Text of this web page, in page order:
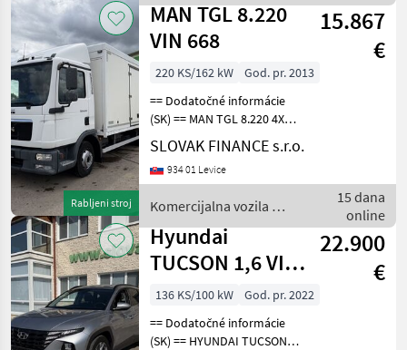
Rabljeni stroj
MAN TGL 8.220
VIN 668
15.867
€
220 KS/162 kW
God. pr. 2013
== Dodatočné informácie
(SK) == MAN TGL 8.220 4X2
na prepravu automobilov,
r.v. 10/2013, EURO 5, 208
595 Km, 4580 cm3, 162 kW,
motorová brzda
SLOVAK FINANCE s.r.o.
934 01 Levice
Komercijalna vozila /
MAN
15 dana
online
Hyundai
TUCSON 1,6 VIN
303
22.900
€
136 KS/100 kW
God. pr. 2022
== Dodatočné informácie
(SK) == HYUNDAI TUCSON 1,